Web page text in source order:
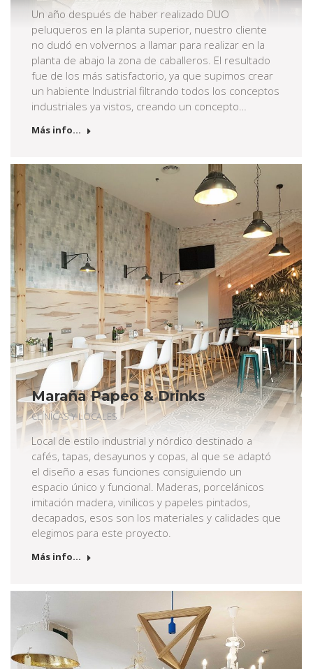
Un año después de haber realizado DUO
peluqueros en la planta superior, nuestro cliente
no dudó en volvernos a llamar para realizar en la
planta de abajo la zona de caballeros. El resultado
fue de los más satisfactorio, ya que supimos crear
un habiente Industrial filtrando todos los conceptos
industriales ya vistos, creando un concepto…
Más info...
Maraña Papeo & Drinks
CLÍNICAS Y LOCALES
Local de estilo industrial y nórdico destinado a
cafés, tapas, desayunos y copas, al que se adaptó
el diseño a esas funciones consiguiendo un
espacio único y funcional. Maderas, porcelánicos
imitación madera, vinílicos y papeles pintados,
decapados, esos son los materiales y calidades que
elegimos para este proyecto.
Más info...